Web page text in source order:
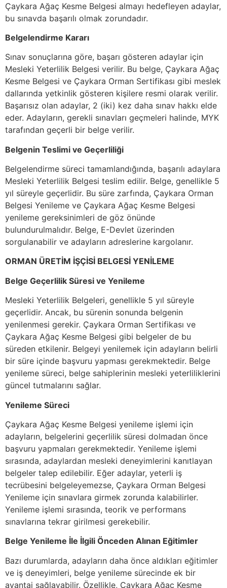
Çaykara Ağaç Kesme Belgesi almayı hedefleyen adaylar,
bu sınavda başarılı olmak zorundadır.
Belgelendirme Kararı
Sınav sonuçlarına göre, başarı gösteren adaylar için
Mesleki Yeterlilik Belgesi verilir. Bu belge, Çaykara Ağaç
Kesme Belgesi ve Çaykara Orman Sertifikası gibi meslek
dallarında yetkinlik gösteren kişilere resmi olarak verilir.
Başarısız olan adaylar, 2 (iki) kez daha sınav hakkı elde
eder. Adayların, gerekli sınavları geçmeleri halinde, MYK
tarafından geçerli bir belge verilir.
Belgenin Teslimi ve Geçerliliği
Belgelendirme süreci tamamlandığında, başarılı adaylara
Mesleki Yeterlilik Belgesi teslim edilir. Belge, genellikle 5
yıl süreyle geçerlidir. Bu süre zarfında, Çaykara Orman
Belgesi Yenileme ve Çaykara Ağaç Kesme Belgesi
yenileme gereksinimleri de göz önünde
bulundurulmalıdır. Belge, E-Devlet üzerinden
sorgulanabilir ve adayların adreslerine kargolanır.
ORMAN ÜRETİM İŞÇİSİ BELGESİ YENİLEME
Belge Geçerlilik Süresi ve Yenileme
Mesleki Yeterlilik Belgeleri, genellikle 5 yıl süreyle
geçerlidir. Ancak, bu sürenin sonunda belgenin
yenilenmesi gerekir. Çaykara Orman Sertifikası ve
Çaykara Ağaç Kesme Belgesi gibi belgeler de bu
süreden etkilenir. Belgeyi yenilemek için adayların belirli
bir süre içinde başvuru yapması gerekmektedir. Belge
yenileme süreci, belge sahiplerinin mesleki yeterliliklerini
güncel tutmalarını sağlar.
Yenileme Süreci
Çaykara Ağaç Kesme Belgesi yenileme işlemi için
adayların, belgelerini geçerlilik süresi dolmadan önce
başvuru yapmaları gerekmektedir. Yenileme işlemi
sırasında, adaylardan mesleki deneyimlerini kanıtlayan
belgeler talep edilebilir. Eğer adaylar, yeterli iş
tecrübesini belgeleyemezse, Çaykara Orman Belgesi
Yenileme için sınavlara girmek zorunda kalabilirler.
Yenileme işlemi sırasında, teorik ve performans
sınavlarına tekrar girilmesi gerekebilir.
Belge Yenileme İle İlgili Önceden Alınan Eğitimler
Bazı durumlarda, adayların daha önce aldıkları eğitimler
ve iş deneyimleri, belge yenileme sürecinde ek bir
avantaj sağlayabilir. Özellikle, Çaykara Ağaç Kesme